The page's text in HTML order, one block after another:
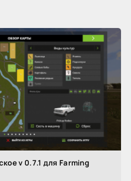
v 0.7.1 для Farming